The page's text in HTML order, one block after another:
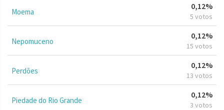
Moema
0,12%
5 votos
Nepomuceno
0,12%
15 votos
Perdões
0,12%
13 votos
Piedade do Rio Grande
0,12%
3 votos